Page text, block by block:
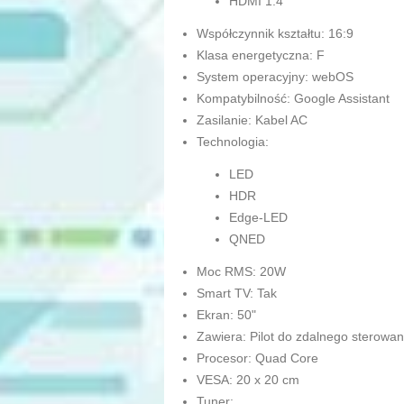
Współczynnik kształtu: 16:9
Klasa energetyczna: F
System operacyjny: webOS
Kompatybilność: Google Assistant
Zasilanie: Kabel AC
Technologia:
LED
HDR
Edge-LED
QNED
Moc RMS: 20W
Smart TV: Tak
Ekran: 50"
Zawiera: Pilot do zdalnego
Procesor: Quad Core
VESA: 20 x 20 cm